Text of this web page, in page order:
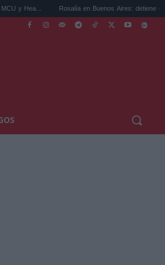
Rosalía en Buenos Aires: detiene el tráfico y se s...